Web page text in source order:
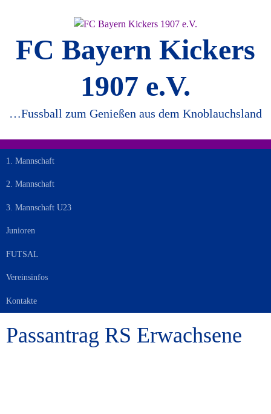
FC Bayern Kickers
1907 e.V.
…Fussball zum Genießen aus dem Knoblauchsland
1. Mannschaft
2. Mannschaft
3. Mannschaft U23
Junioren
FUTSAL
Vereinsinfos
Kontakte
Passantrag RS Erwachsene